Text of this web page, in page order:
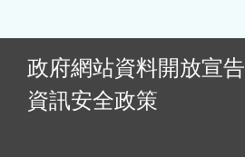
政府網站資料開放宣告
資訊安全政策